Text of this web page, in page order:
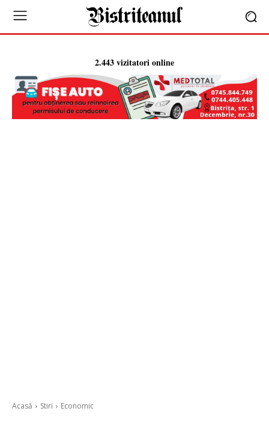
2.443 vizitatori online
Acasă Stiri Economic